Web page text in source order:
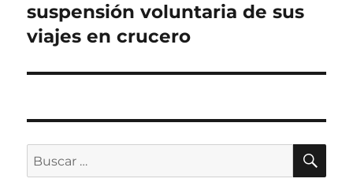
siguiente:
suspensión voluntaria de sus
viajes en crucero
Buscar
por: